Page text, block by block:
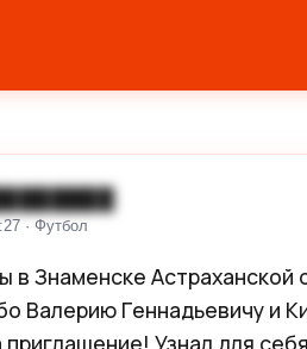
· Футбол
в Знаменске Астраханской
Валерию Геннадьевичу и
Узнал для